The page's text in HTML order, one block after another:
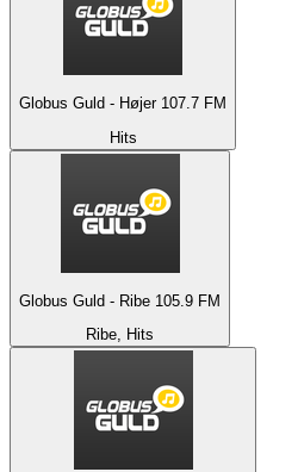
Globus Guld - Højer 107.7 FM
Hits
Globus Guld - Ribe 105.9 FM
Ribe, Hits